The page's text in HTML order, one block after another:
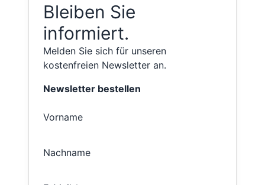
Bleiben Sie
informiert.
Melden Sie sich für unseren
kostenfreien Newsletter an.